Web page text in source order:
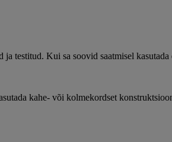
testitud. Kui sa soovid saatmisel
kahe- või kolmekordset